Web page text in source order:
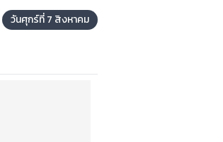
วันศุกร์ที่ 7 สิงหาคม